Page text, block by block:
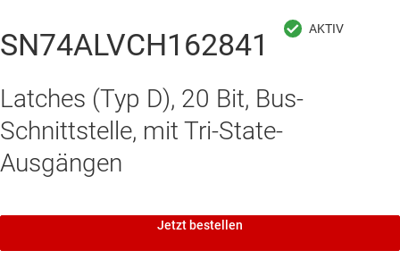
SN74ALVCH162841
Latches (Typ D), 20 Bit, Bus-
Schnittstelle, mit Tri-State-
Ausgängen
Jetzt bestellen